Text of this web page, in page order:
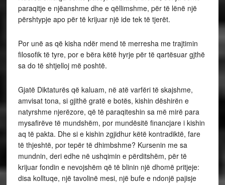
paraqitje e njëanshme dhe e qëllimshme, për të lënë një
përshtypje apo për të krijuar një ide tek të tjerët.
Por unë as që kisha ndër mend të merresha me trajtimin
filosofik të tyre, por e bëra këtë hyrje për të qartësuar gjthë
sa do të shtjelloj më poshtë.
Gjatë Diktaturës që kaluam, në atë varfëri të skajshme,
amvisat tona, si gjithë gratë e botës, kishin dëshirën e
natyrshme njerëzore, që të paraqiteshin sa më mirë para
mysafirëve të mundshëm, por mundësitë financjare i kishin
aq të pakta. Dhe si e kishin zgjidhur këtë kontradiktë, fare
të thjeshtë, por tepër të dhimbshme? Kursenin me sa
mundnin, deri edhe në ushqimin e përditshëm, për të
krijuar fondin e nevojshëm që të blinin një dhomë pritjeje:
disa kolltuqe, një tavolinë mesi, një bufe e ndonjë pajisje